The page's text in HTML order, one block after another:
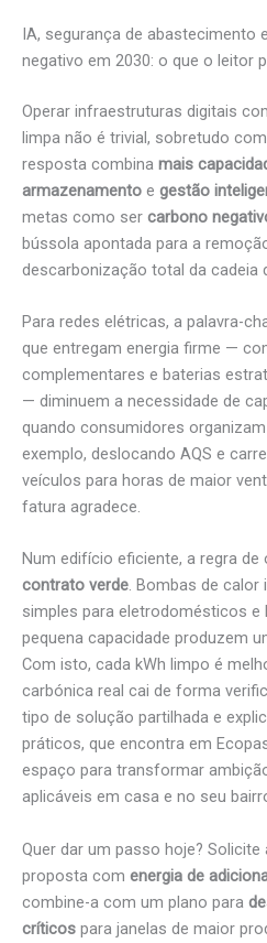
IA, segurança de abastecimento
negativo em 2030: o que o leitor
Operar infraestruturas digitais
limpa não é trivial, sobretudo
resposta combina mais
armazenamento e gestão
metas como ser carbono
bússola apontada para a
descarbonização total da cadeia
Para redes elétricas, a palavra-
que entregam energia firme —
complementares e baterias
— diminuem a necessidade de
quando consumidores
exemplo, deslocando AQS e
veículos para horas de maior
fatura agradece.
Num edifício eficiente, a regra de
contrato verde. Bombas de calor
simples para eletrodomésticos e
pequena capacidade produzem
Com isto, cada kWh limpo é
carbónica real cai de forma
tipo de solução partilhada e
práticos, que encontra em
espaço para transformar
aplicáveis em casa e no seu
Quer dar um passo hoje?
proposta com energia de
combine-a com um plano para
críticos para janelas de maior